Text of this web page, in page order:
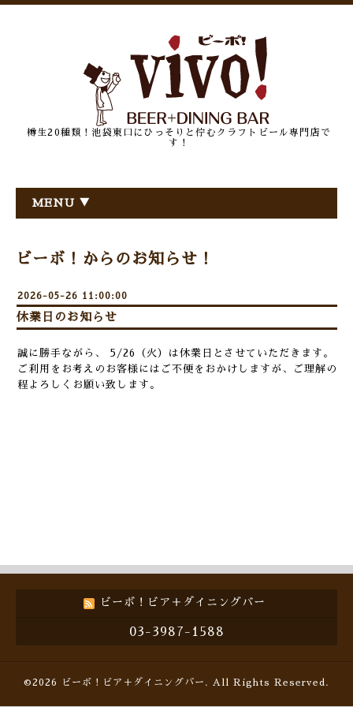
樽生20種類！池袋東口にひっそりと佇むクラフトビール専門店で
す！
MENU ▼
ビーボ！からのお知らせ！
2026-05-26 11:00:00
休業日のお知らせ
誠に勝手ながら、 5/26（火）は休業日とさせていただきます。
ご利用をお考えのお客様にはご不便をおかけしますが、ご理解の
程よろしくお願い致します。
ビーボ！ビア＋ダイニングバー
03-3987-1588
©2026 ビーボ！ビア＋ダイニングバー . All Rights Reserved.